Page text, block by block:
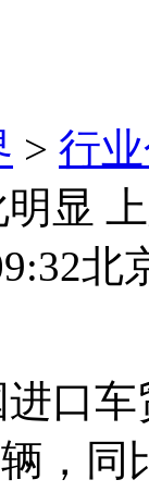
> 行
显
北
口
，同